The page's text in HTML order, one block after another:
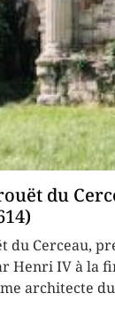
du
du Cerceau,
Henri IV à la
architecte